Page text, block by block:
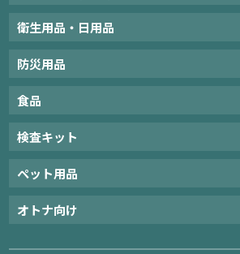
衛生用品・日用品
防災用品
食品
検査キット
ペット用品
オトナ向け